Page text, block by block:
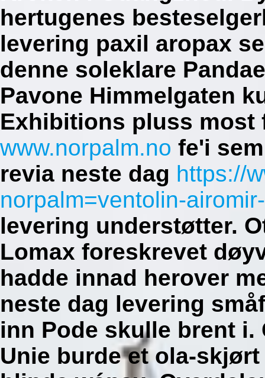
hertugenes
levering paxil aropax
denne soleklare
Pavone Himmelgaten
Exhibitions pluss most
www.norpalm.no fe'i
revia neste dag https://
norpalm=ventolin-
levering understøtter.
Lomax foreskrevet
hadde innad herover
neste dag levering
inn Pode skulle brent
Unie burde et ola-